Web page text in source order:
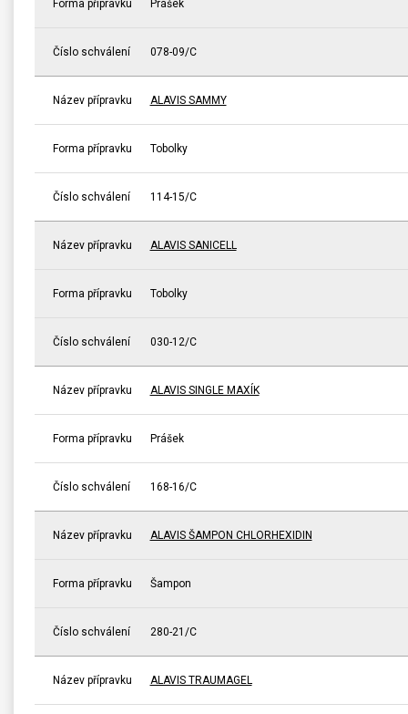
Forma přípravku Prášek
Číslo schválení 078-09/C
Název přípravku ALAVIS SAMMY
Forma přípravku Tobolky
Číslo schválení 114-15/C
Název přípravku ALAVIS SANICELL
Forma přípravku Tobolky
Číslo schválení 030-12/C
Název přípravku ALAVIS SINGLE MAXÍK
Forma přípravku Prášek
Číslo schválení 168-16/C
Název přípravku ALAVIS ŠAMPON CHLORHEXIDIN
Forma přípravku Šampon
Číslo schválení 280-21/C
Název přípravku ALAVIS TRAUMAGEL